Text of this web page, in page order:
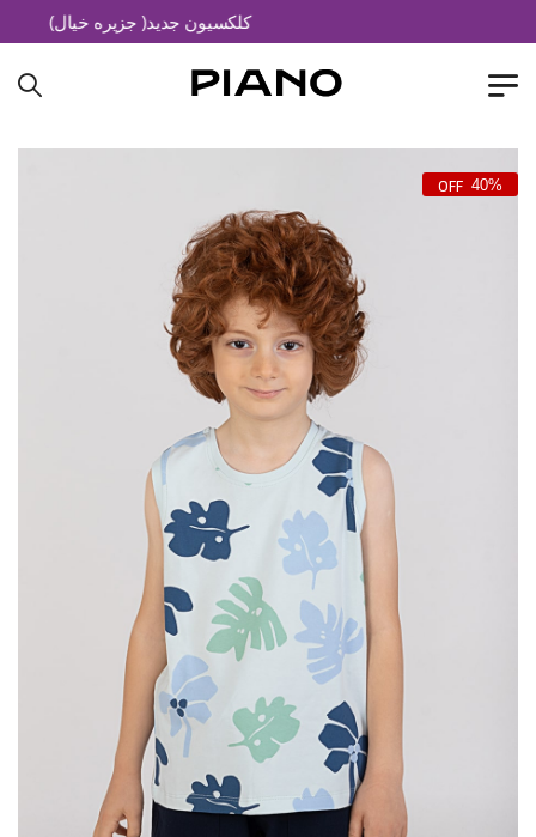
کلکسیون جدید( جزیره خیال)
40%